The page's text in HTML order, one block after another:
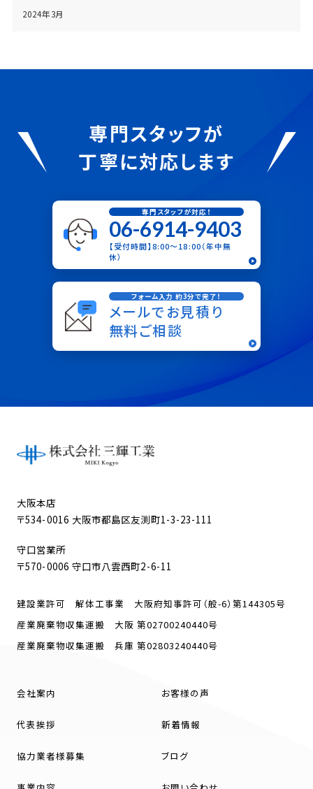
2024年3月
専門スタッフが
丁寧に対応します
専門スタッフが対応！
06-6914-9403
【受付時間】8:00〜18:00（年中無
休）
フォーム入力 約3分で完了！
メールでお見積り
無料ご相談
大阪本店
〒534-0016 大阪市都島区友渕町1-3-23-111
守口営業所
〒570-0006 守口市八雲西町2-6-11
建設業許可 解体工事業 大阪府知事許可（般-6）第144305号
産業廃棄物収集運搬 大阪 第02700240440号
産業廃棄物収集運搬 兵庫 第02803240440号
会社案内
代表挨拶
協力業者様募集
お客様の声
新着情報
ブログ